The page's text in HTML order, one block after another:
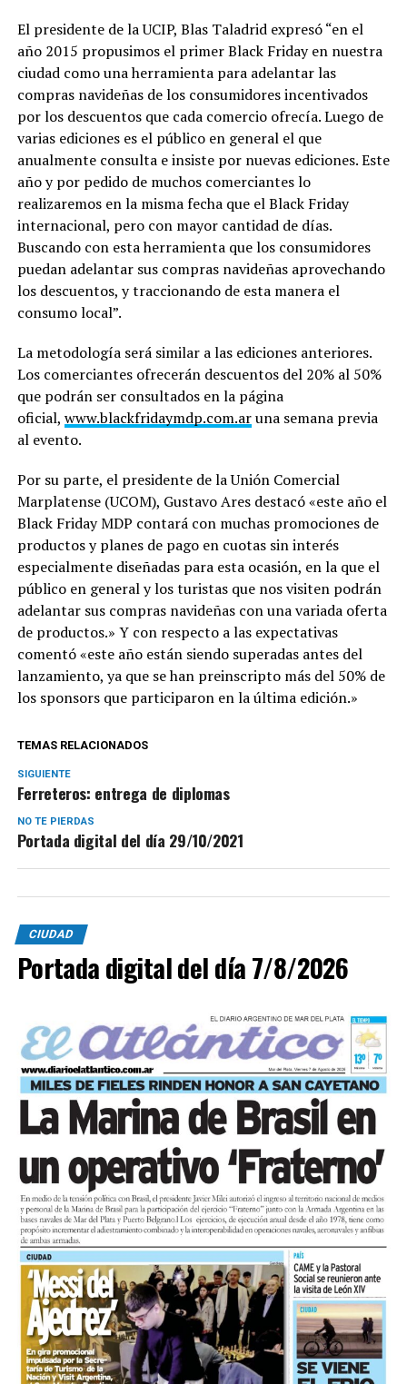
El presidente de la UCIP, Blas Taladrid expresó “en el
año 2015 propusimos el primer Black Friday en nuestra
ciudad como una herramienta para adelantar las
compras navideñas de los consumidores incentivados
por los descuentos que cada comercio ofrecía. Luego de
varias ediciones es el público en general el que
anualmente consulta e insiste por nuevas ediciones. Este
año y por pedido de muchos comerciantes lo
realizaremos en la misma fecha que el Black Friday
internacional, pero con mayor cantidad de días.
Buscando con esta herramienta que los consumidores
puedan adelantar sus compras navideñas aprovechando
los descuentos, y traccionando de esta manera el
consumo local”.
La metodología será similar a las ediciones anteriores.
Los comerciantes ofrecerán descuentos del 20% al 50%
que podrán ser consultados en la página
oficial, www.blackfridaymdp.com.aruna semana previa
al evento.
Por su parte, el presidente de la Unión Comercial
Marplatense (UCOM), Gustavo Ares destacó «este año el
Black Friday MDP contará con muchas promociones de
productos y planes de pago en cuotas sin interés
especialmente diseñadas para esta ocasión, en la que el
público en general y los turistas que nos visiten podrán
adelantar sus compras navideñas con una variada oferta
de productos.» Y con respecto a las expectativas
comentó «este año están siendo superadas antes del
lanzamiento, ya que se han preinscripto más del 50% de
los sponsors que participaron en la última edición.»
TEMAS RELACIONADOS
SIGUIENTE
Ferreteros: entrega de diplomas
NO TE PIERDAS
Portada digital del día 29/10/2021
CIUDAD
Portada digital del día 7/8/2026